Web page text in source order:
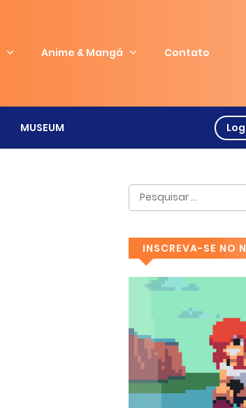
Anime & Mangá Contato
MUSEUM
INSCREVA-SE NO